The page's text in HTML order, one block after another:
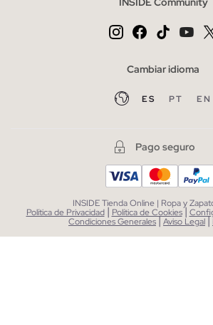
Cambiar idioma
ES PT EN
Pago seguro
INSIDE Tienda Online | Ropa y
Política de Privacidad | Política de Cookies|
Condiciones Generales|Aviso Legal|